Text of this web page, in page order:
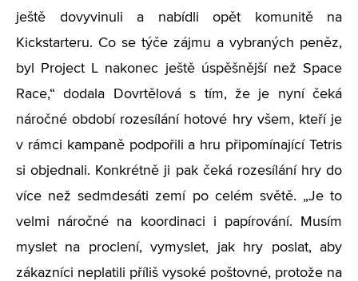
ještě dovyvinuli a nabídli opět komunitě na
Kickstarteru. Co se týče zájmu a vybraných peněz,
byl Project L nakonec ještě úspěšnější než Space
Race,“ dodala Dovrtělová s tím, že je nyní čeká
náročné období rozesílání hotové hry všem, kteří je
v rámci kampaně podpořili a hru připomínající Tetris
si objednali. Konkrétně ji pak čeká rozesílání hry do
více než sedmdesáti zemí po celém světě. „Je to
velmi náročné na koordinaci i papírování. Musím
myslet na proclení, vymyslet, jak hry poslat, aby
zákazníci neplatili příliš vysoké poštovné, protože na